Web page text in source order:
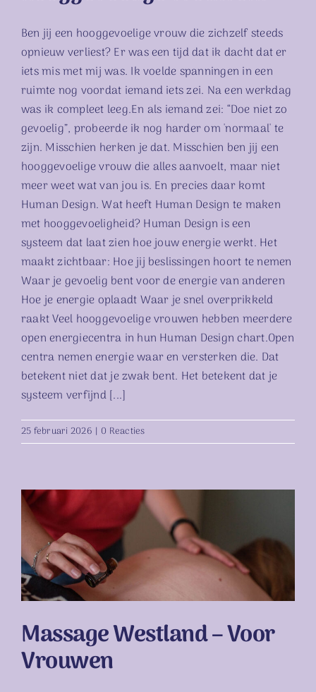
Ben jij een hooggevoelige vrouw die zichzelf steeds
opnieuw verliest? Er was een tijd dat ik dacht dat er
iets mis met mij was. Ik voelde spanningen in een
ruimte nog voordat iemand iets zei. Na een werkdag
was ik compleet leeg.En als iemand zei: “Doe niet zo
gevoelig”, probeerde ik nog harder om 'normaal' te
zijn. Misschien herken je dat. Misschien ben jij een
hooggevoelige vrouw die alles aanvoelt, maar niet
meer weet wat van jou is. En precies daar komt
Human Design. Wat heeft Human Design te maken
met hooggevoeligheid? Human Design is een
systeem dat laat zien hoe jouw energie werkt. Het
maakt zichtbaar: Hoe jij beslissingen hoort te nemen
Waar je gevoelig bent voor de energie van anderen
Hoe je energie oplaadt Waar je snel overprikkeld
raakt Veel hooggevoelige vrouwen hebben meerdere
open energiecentra in hun Human Design chart.Open
centra nemen energie waar en versterken die. Dat
betekent niet dat je zwak bent. Het betekent dat je
systeem verfijnd [...]
25 februari 2026 | 0 Reacties
Massage Westland – Voor
Vrouwen
Massage Westland – Voor
Vrouwen